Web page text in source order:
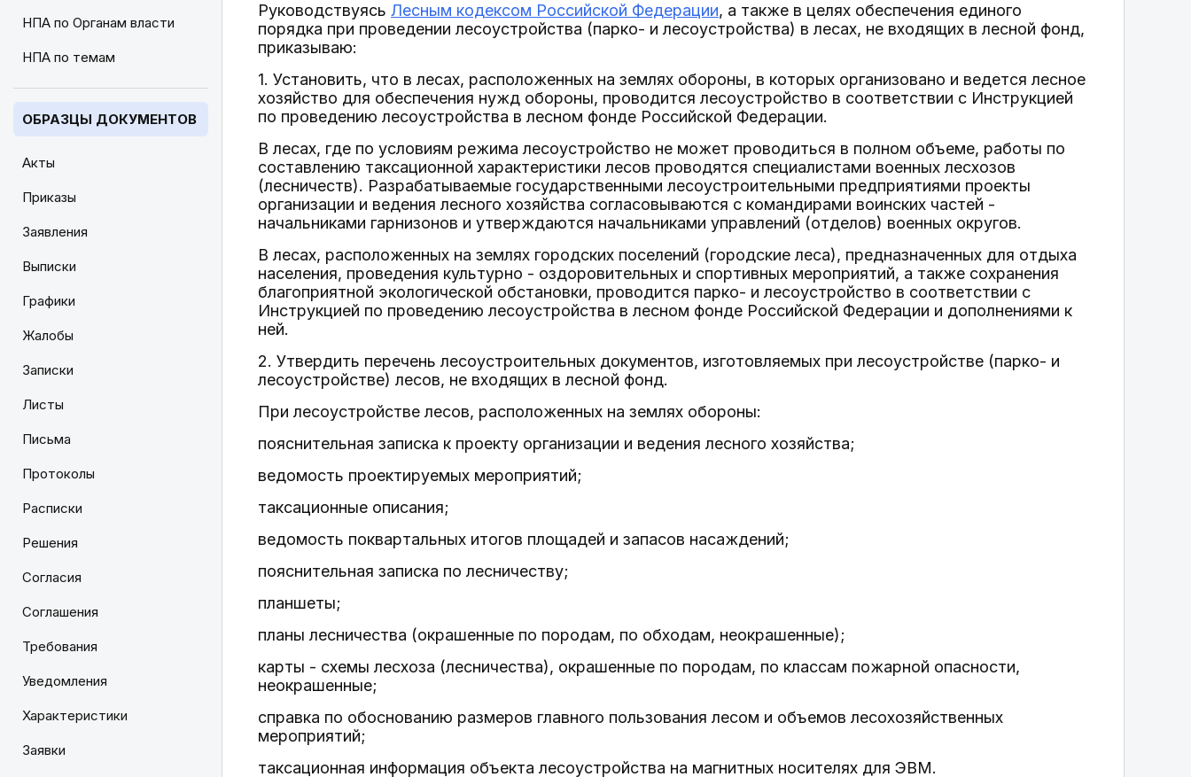
НПА по Органам власти
НПА по темам
ОБРАЗЦЫ ДОКУМЕНТОВ
Акты
Приказы
Заявления
Выписки
Графики
Жалобы
Записки
Листы
Письма
Протоколы
Расписки
Решения
Согласия
Соглашения
Требования
Уведомления
Характеристики
Заявки
Руководствуясь Лесным кодексом Российской Федерации, а также в целях обеспечения единого
порядка при проведении лесоустройства (парко- и лесоустройства) в лесах, не входящих в лесной фонд,
приказываю:
1. Установить, что в лесах, расположенных на землях обороны, в которых организовано и ведется лесное
хозяйство для обеспечения нужд обороны, проводится лесоустройство в соответствии с Инструкцией
по проведению лесоустройства в лесном фонде Российской Федерации.
В лесах, где по условиям режима лесоустройство не может проводиться в полном объеме, работы по
составлению таксационной характеристики лесов проводятся специалистами военных лесхозов
(лесничеств). Разрабатываемые государственными лесоустроительными предприятиями проекты
организации и ведения лесного хозяйства согласовываются с командирами воинских частей -
начальниками гарнизонов и утверждаются начальниками управлений (отделов) военных округов.
В лесах, расположенных на землях городских поселений (городские леса), предназначенных для отдыха
населения, проведения культурно - оздоровительных и спортивных мероприятий, а также сохранения
благоприятной экологической обстановки, проводится парко- и лесоустройство в соответствии с
Инструкцией по проведению лесоустройства в лесном фонде Российской Федерации и дополнениями к
ней.
2. Утвердить перечень лесоустроительных документов, изготовляемых при лесоустройстве (парко- и
лесоустройстве) лесов, не входящих в лесной фонд.
При лесоустройстве лесов, расположенных на землях обороны:
пояснительная записка к проекту организации и ведения лесного хозяйства;
ведомость проектируемых мероприятий;
таксационные описания;
ведомость поквартальных итогов площадей и запасов насаждений;
пояснительная записка по лесничеству;
планшеты;
планы лесничества (окрашенные по породам, по обходам, неокрашенные);
карты - схемы лесхоза (лесничества), окрашенные по породам, по классам пожарной опасности,
неокрашенные;
справка по обоснованию размеров главного пользования лесом и объемов лесохозяйственных
мероприятий;
таксационная информация объекта лесоустройства на магнитных носителях для ЭВМ.